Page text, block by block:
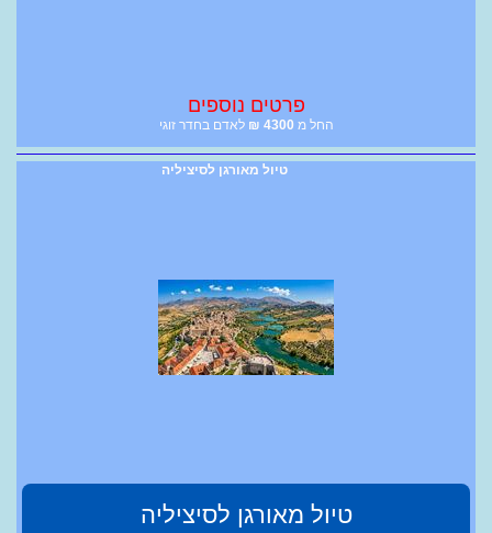
פרטים נוספים
החל מ 4300
₪ לאדם בחדר זוגי
טיול מאורגן לסיציליה
טיול מאורגן לסיציליה